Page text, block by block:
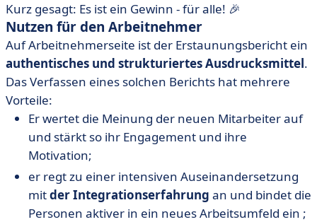
Kurz gesagt: Es ist ein Gewinn - für alle! 🎉
Nutzen für den Arbeitnehmer
Auf Arbeitnehmerseite ist der Erstaunungsbericht ein
authentisches und strukturiertes Ausdrucksmittel.
Das Verfassen eines solchen Berichts hat mehrere
Vorteile:
Er wertet die Meinung der neuen Mitarbeiter auf
und stärkt so ihr Engagement und ihre
Motivation;
er regt zu einer intensiven Auseinandersetzung
mitder Integrationserfahrung an und bindet die
Personen aktiver in ein neues Arbeitsumfeld ein ;